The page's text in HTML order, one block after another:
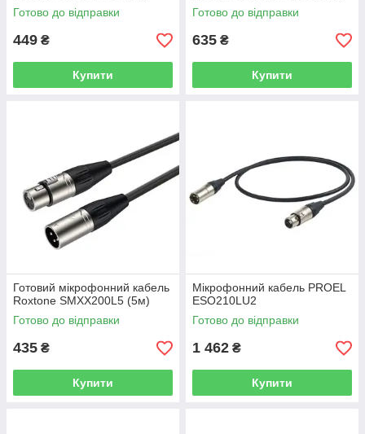
Готово до відправки
449 ₴
Купити
Готово до відправки
635 ₴
Купити
Готовий мікрофонний кабель
Roxtone SMXX200L5 (5м)
Готово до відправки
435 ₴
Купити
Мікрофонний кабель PROEL
ESO210LU2
Готово до відправки
1 462 ₴
Купити